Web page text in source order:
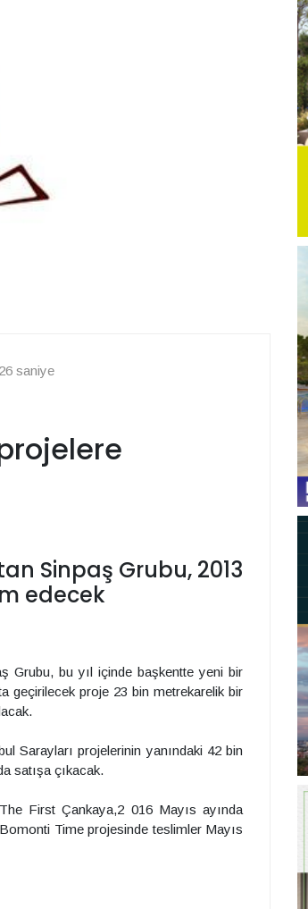
saniye
Sinpaş Grubu, 2013
edecek
Grubu, bu yıl içinde başkentte yeni bir
geçirilecek proje 23 bin metrekarelik bir
Sarayları projelerinin yanındaki 42 bin
satışa çıkacak.
First Çankaya,2 016 Mayıs ayında
Time projesinde teslimler Mayıs